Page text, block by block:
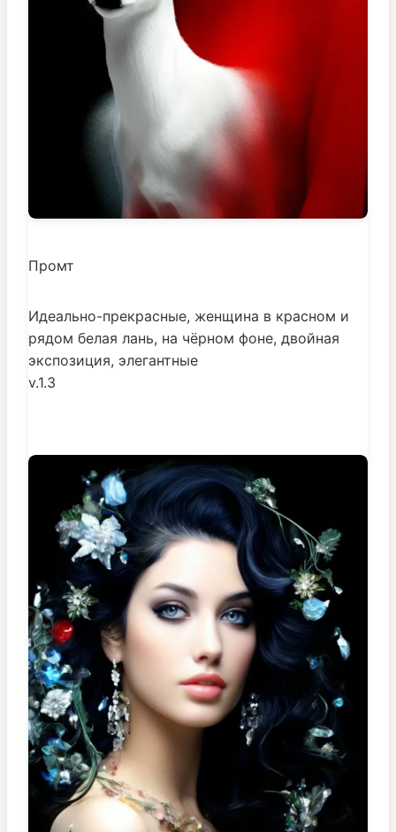
Промт
Идеально-прекрасные, женщина в красном и
рядом белая лань, на чёрном фоне, двойная
экспозиция, элегантные
v.1.3